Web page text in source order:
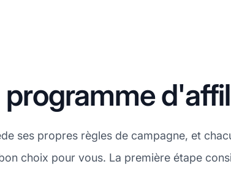
ses propres règles de campagne, et
choix pour vous. La première étape